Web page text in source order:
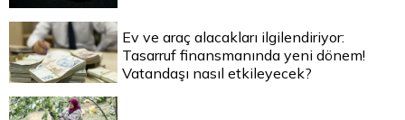
Ev ve araç alacakları ilgilendiriyor:
Tasarruf finansmanında yeni dönem!
Vatandaşı nasıl etkileyecek?